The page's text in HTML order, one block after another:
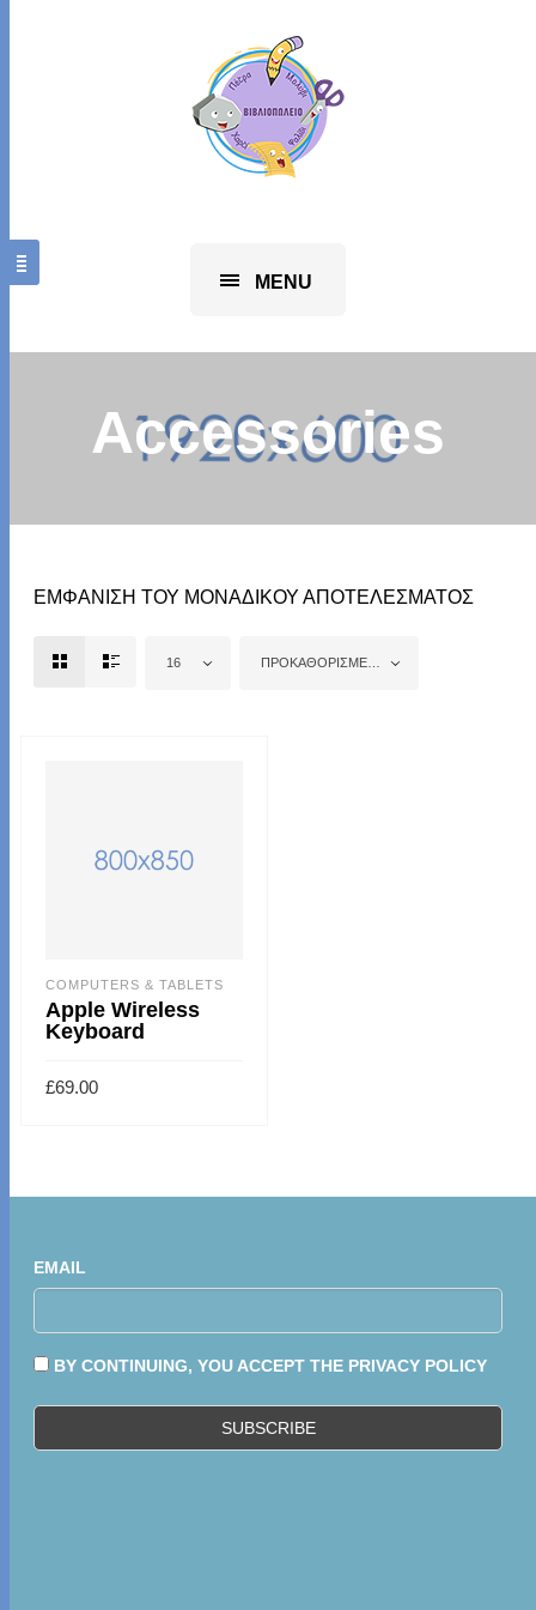
MENU
Accessories
ΕΜΦΆΝΙΣΗ ΤΟΥ ΜΟΝΑΔΙΚΟΎ ΑΠΟΤΕΛΈΣΜΑΤΟΣ
16 ΠΡΟΚΑΘΟΡΙΣΜΈΝΗ ΤΑΞΙΝΌΜΗΣΗ
COMPUTERS & TABLETS
Apple Wireless
Keyboard
£69.00
EMAIL
BY CONTINUING, YOU ACCEPT THE PRIVACY POLICY